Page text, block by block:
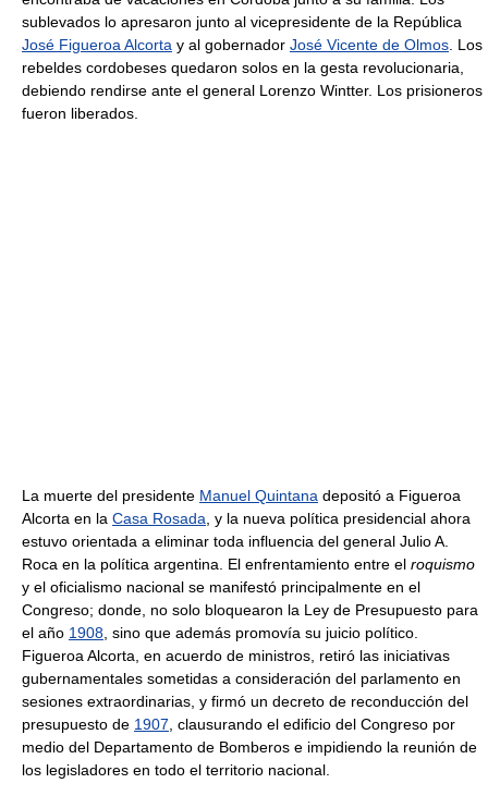
sublevados lo apresaron junto al vicepresidente de la República
José Figueroa Alcorta y al gobernador José Vicente de Olmos . Los
rebeldes cordobeses quedaron solos en la gesta revolucionaria,
debiendo rendirse ante el general Lorenzo Wintter. Los prisioneros
fueron liberados.
La muerte del presidente Manuel Quintana depositó a Figueroa
Alcorta en la Casa Rosada , y la nueva política presidencial ahora
estuvo orientada a eliminar toda influencia del general Julio A.
Roca en la política argentina. El enfrentamiento entre el roquismo
y el oficialismo nacional se manifestó principalmente en el
Congreso; donde, no solo bloquearon la Ley de Presupuesto para
el año 1908 , sino que además promovía su juicio político.
Figueroa Alcorta, en acuerdo de ministros, retiró las iniciativas
gubernamentales sometidas a consideración del parlamento en
sesiones extraordinarias, y firmó un decreto de reconducción del
presupuesto de 1907 , clausurando el edificio del Congreso por
medio del Departamento de Bomberos e impidiendo la reunión de
los legisladores en todo el territorio nacional.